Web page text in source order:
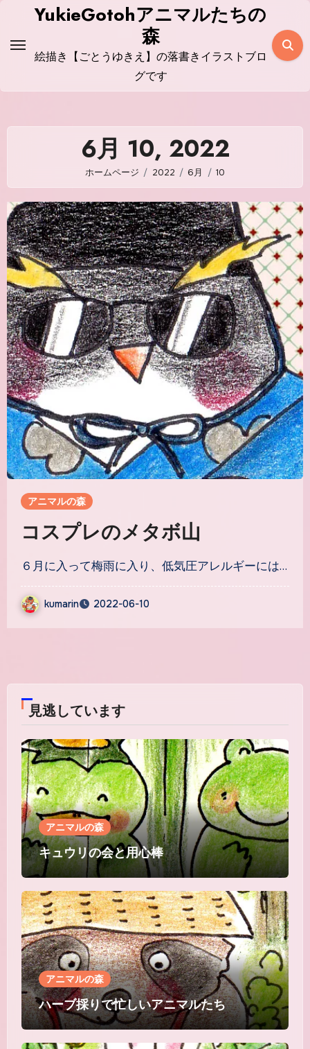
ス
プ
YukieGotohアニマルたちの
森
絵描き【ごとうゆきえ】の落書きイラストブロ
グです
6月 10, 2022
ホームページ 2022 6月 10
アニマルの森
コスプレのメタボ山
６月に入って梅雨に入り、低気圧アレルギーには…
kumarin
2022-06-10
ま
だ
あ
り
ま
せ
ん
見逃しています
アニマルの森
キュウリの会と用心棒
アニマルの森
ハーブ採りで忙しいアニマルたち